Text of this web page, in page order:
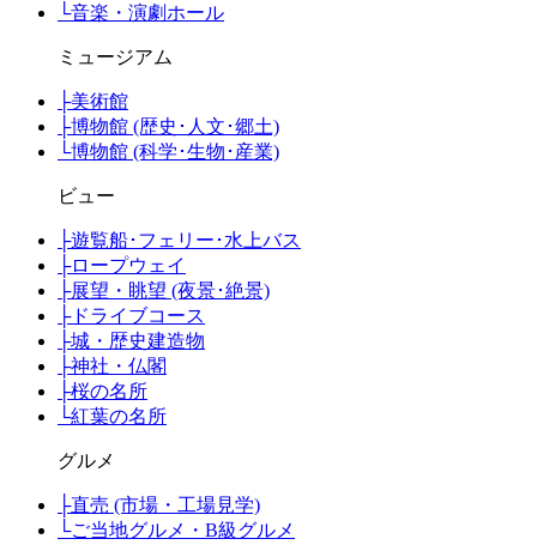
└音楽・演劇ホール
ミュージアム
├美術館
├博物館 (歴史･人文･郷土)
└博物館 (科学･生物･産業)
ビュー
├遊覧船･フェリー･水上バス
├ロープウェイ
├展望・眺望 (夜景･絶景)
├ドライブコース
├城・歴史建造物
├神社・仏閣
├桜の名所
└紅葉の名所
グルメ
├直売 (市場・工場見学)
└ご当地グルメ・B級グルメ